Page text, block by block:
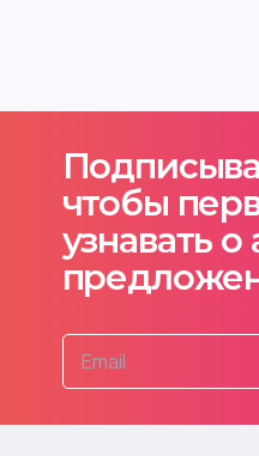
чтобы
узнавать о